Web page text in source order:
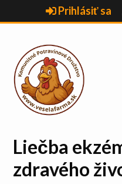
Prihlásiť sa
Liečba
zdravého